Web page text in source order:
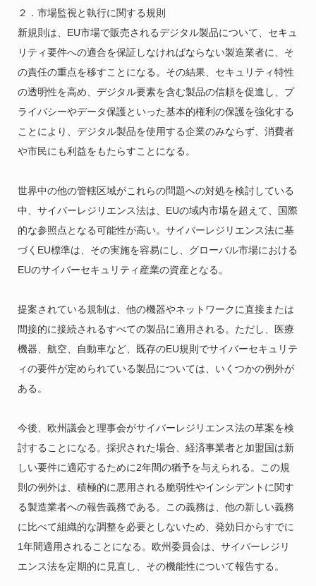
２．市場監視と執行に関する規則
新規則は、EU市場で販売されるデジタル製品について、セキュ
リティ要件への適合を保証しなければならない製造業者に、そ
の責任の重点を移すことになる。その結果、セキュリティ特性
の透明性を高め、デジタル要素を含む製品の信頼を促進し、プ
ライバシーやデータ保護といった基本的権利の保護を強化する
ことにより、デジタル製品を使用する企業のみならず、消費者
や市民にも利益をもたらすことになる。
世界中の他の管轄区域がこれらの問題への対処を検討している
中、サイバーレジリエンス法は、EUの域内市場を超えて、国際
的な参照点となる可能性が高い。サイバーレジリエンス法に基
づくEU標準は、その実施を容易にし、グローバル市場における
EUのサイバーセキュリティ産業の資産となる。
提案されている規制は、他の機器やネットワークに直接または
間接的に接続されるすべての製品に適用される。ただし、医療
機器、航空、自動車など、既存のEU規則でサイバーセキュリテ
ィの要件が定められている製品については、いくつかの例外が
ある。
今後、欧州議会と理事会がサイバーレジリエンス法の草案を検
討することになる。採択された場合、経済事業者と加盟国は新
しい要件に適応するために2年間の猶予を与えられる。この規
則の例外は、積極的に悪用される脆弱性やインシデントに関す
る製造業者への報告義務である。この義務は、他の新しい義務
に比べて組織的な調整を必要としないため、発効日からすでに
1年間適用されることになる。欧州委員会は、サイバーレジリ
エンス法を定期的に見直し、その機能性について報告する。